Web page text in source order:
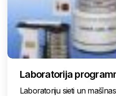
Laboratorija
Laboratoriju sieti un